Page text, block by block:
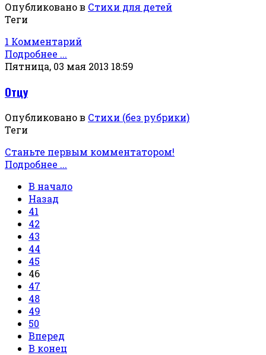
Опубликовано в Стихи для детей
Теги
1 Комментарий
Подробнее ...
Пятница, 03 мая 2013 18:59
Отцу
Опубликовано в Стихи (без рубрики)
Теги
Станьте первым комментатором!
Подробнее ...
В начало
Назад
41
42
43
44
45
46
47
48
49
50
Вперед
В конец